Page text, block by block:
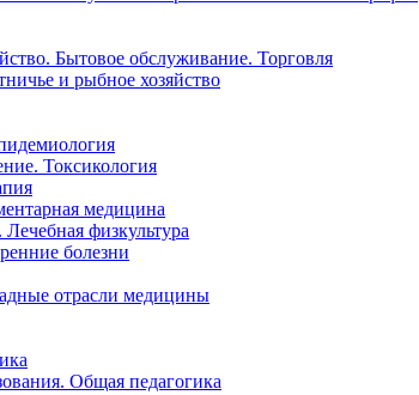
Бытовое обслуживание. Торговля
и рыбное хозяйство
Токсикология
медицина
физкультура
болезни
отрасли медицины
Общая педагогика